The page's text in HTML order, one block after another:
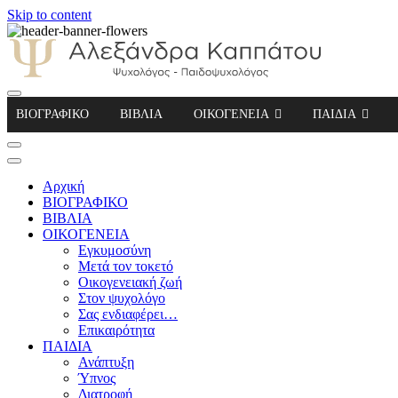
Skip to content
Αλεξάνδρα Καππάτου Ψυχολόγος –
ΒΙΟΓΡΑΦΙΚΟ ΒΙΒΛΙΑ ΟΙΚΟΓΕΝΕΙΑ ΠΑΙΔΙΑ
Αρχική
ΒΙΟΓΡΑΦΙΚΟ
ΒΙΒΛΙΑ
ΟΙΚΟΓΕΝΕΙΑ
Εγκυμοσύνη
Μετά τον τοκετό
Οικογενειακή ζωή
Στον ψυχολόγο
Σας ενδιαφέρει…
Επικαιρότητα
ΠΑΙΔΙΑ
Ανάπτυξη
Ύπνος
Διατροφή